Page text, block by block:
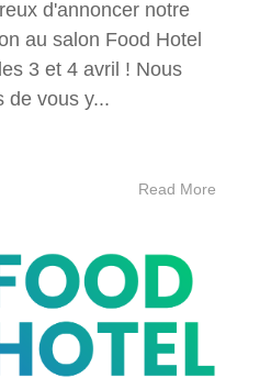
d'annoncer notre
au salon Food Hotel
3 et 4 avril ! Nous
de vous y...
Read More